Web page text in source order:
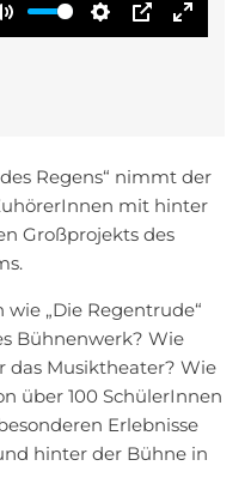
Mute Settings
PIP Enter
Regens“ nimmt der
mit hinter
Großprojekts des
„Die Regentrude“
Bühnenwerk? Wie
das Musiktheater? Wie
über 100 SchülerInnen
Erlebnisse
hinter der Bühne in